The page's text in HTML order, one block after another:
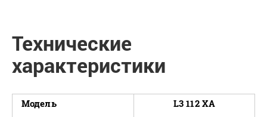
Технические
характеристики
Модель L3 112 XA